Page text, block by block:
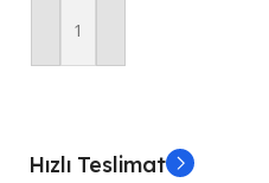
Sepete Ekle
Hızlı Teslimat